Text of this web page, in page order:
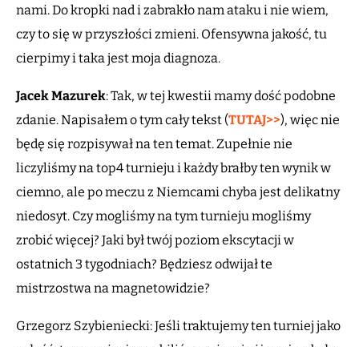
nami. Do kropki nad i zabrakło nam ataku i nie wiem,
czy to się w przyszłości zmieni. Ofensywna jakość, tu
cierpimy i taka jest moja diagnoza.
Jacek Mazurek: Tak, w tej kwestii mamy dość podobne
zdanie. Napisałem o tym cały tekst (TUTAJ>>), więc nie
będę się rozpisywał na ten temat. Zupełnie nie
liczyliśmy na top4 turnieju i każdy brałby ten wynik w
ciemno, ale po meczu z Niemcami chyba jest delikatny
niedosyt. Czy mogliśmy na tym turnieju mogliśmy
zrobić więcej? Jaki był twój poziom ekscytacji w
ostatnich 3 tygodniach? Będziesz odwijał te
mistrzostwa na magnetowidzie?
Grzegorz Szybieniecki: Jeśli traktujemy ten turniej jako